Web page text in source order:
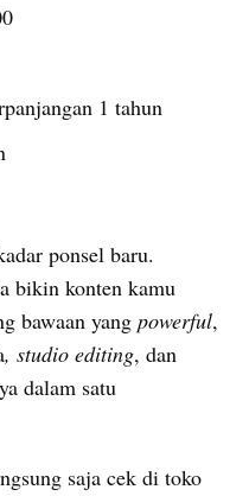
1 tahun
ponsel baru.
bikin konten kamu
bawaan yang powerful,
, studio editing, dan
dalam satu
saja cek di toko